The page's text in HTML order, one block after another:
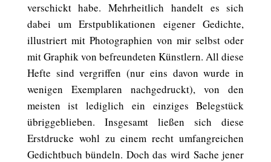
verschickt habe. Mehrheitlich handelt es sich
dabei um Erstpublikationen eigener Gedichte,
illustriert mit Photographien von mir selbst oder
mit Graphik von befreundeten Künstlern. All diese
Hefte sind vergriffen (nur eins davon wurde in
wenigen Exemplaren nachgedruckt), von den
meisten ist lediglich ein einziges Belegstück
übriggeblieben. Insgesamt ließen sich diese
Erstdrucke wohl zu einem recht umfangreichen
Gedichtbuch bündeln. Doch das wird Sache jener